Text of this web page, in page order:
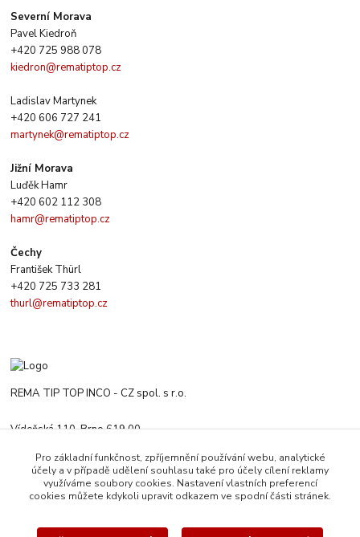
Severní Morava
Pavel Kiedroň
+420 725 988 078
kiedron@rematiptop.cz
Ladislav Martynek
+420 606 727 241
martynek@rematiptop.cz
Jižní Morava
Luďěk Hamr
+420 602 112 308
hamr@rematiptop.cz
Čechy
František Thürl
+420 725 733 281
thurl@rematiptop.cz
REMA TIP TOP INCO - CZ spol. s r.o.
Vídeňská 110, Brno 619 00
Po-Čt 8:00-16:00 h. Pa 8:00-13:30 h.
rematiptop@rematiptop.cz
Pro základní funkčnost, zpříjemnění používání webu, analytické
účely a v případě udělení souhlasu také pro účely cílení reklamy
využíváme soubory cookies. Nastavení vlastních preferencí
cookies můžete kdykoli upravit odkazem ve spodní části stránek.